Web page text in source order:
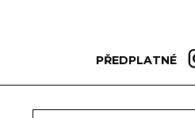
PŘEDPLATNÉ